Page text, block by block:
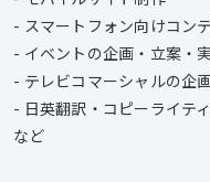
- スマートフォン向けコン
- イベントの企画・立案・
- テレビコマーシャルの企
- 日英翻訳・コピーライテ
など